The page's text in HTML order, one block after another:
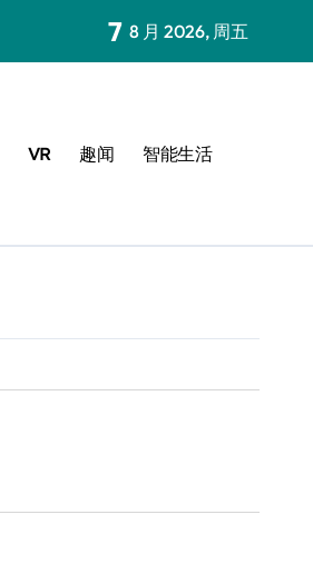
7 8 月 2026, 周五
VR 趣闻 智能生活